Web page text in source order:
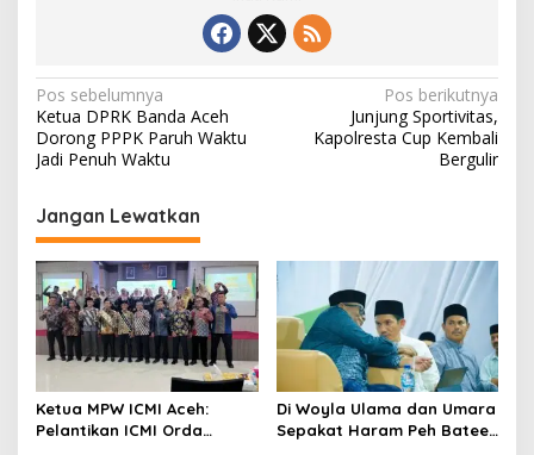
N
a
v
i
g
a
s
i
p
o
s
Pos sebelumnya
Ketua DPRK Banda Aceh
Dorong PPPK Paruh Waktu
Jadi Penuh Waktu
Pos berikutnya
Junjung Sportivitas,
Kapolresta Cup Kembali
Bergulir
Jangan Lewatkan
Ketua MPW ICMI Aceh:
Pelantikan ICMI Orda
Di Woyla Ulama dan Umara
Sepakat Haram Peh Batee